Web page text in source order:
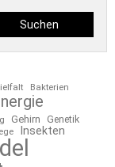
Suchen
Bakterien
Gehirn Genetik
Insekten